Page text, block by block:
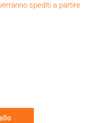
potrebbe presentare
spediti a partire